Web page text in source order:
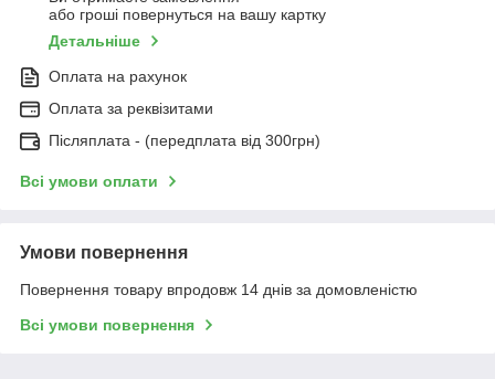
або гроші повернуться на вашу картку
Детальніше
Оплата на рахунок
Оплата за реквізитами
Післяплата - (передплата від 300грн)
Всі умови оплати
Умови повернення
Повернення товару впродовж 14 днів за домовленістю
Всі умови повернення